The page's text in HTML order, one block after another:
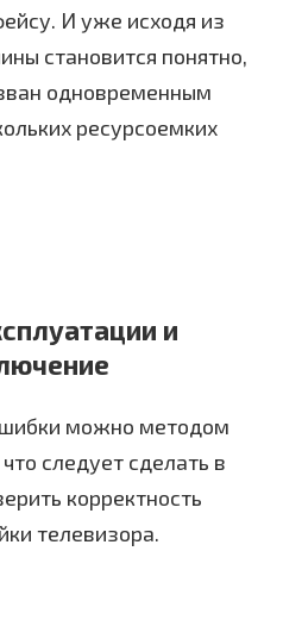
И уже исходя из
становится понятно,
одновременным
ресурсоемких
и
можно методом
следует сделать в
корректность
телевизора.